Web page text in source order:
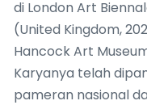
di London Art
(United Kingdom,
Hancock Art
Karyanya telah
pameran nasional